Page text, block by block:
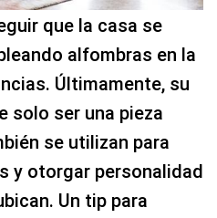
que la casa se
alfombras en la
Últimamente, su
solo ser una pieza
se utilizan para
y otorgar personalidad
Un tip para